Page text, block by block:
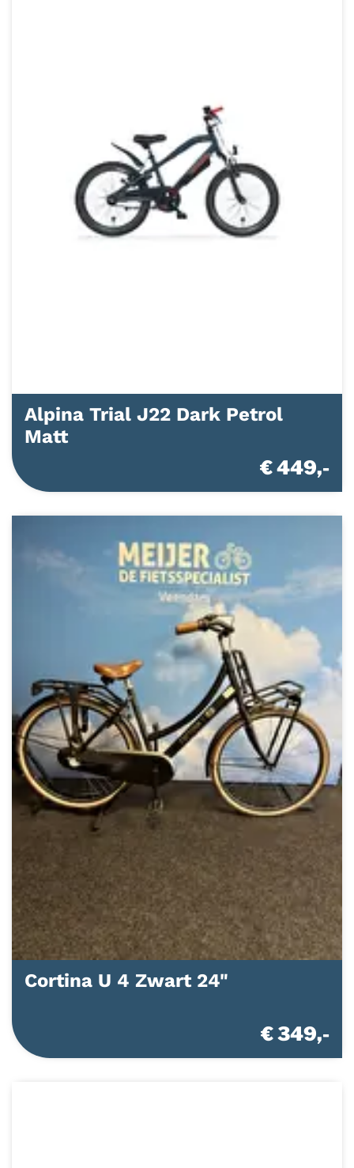
Alpina Trial J22 Dark Petrol
Matt
€ 449,-
Cortina U 4 Zwart 24"
€ 349,-